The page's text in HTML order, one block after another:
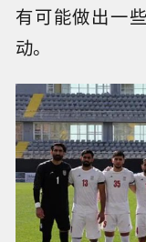
有可能做出一
动。